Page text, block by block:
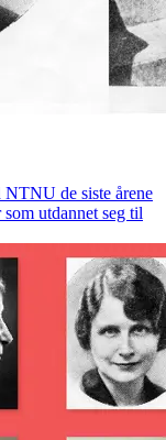
de siste årene
utdannet seg til